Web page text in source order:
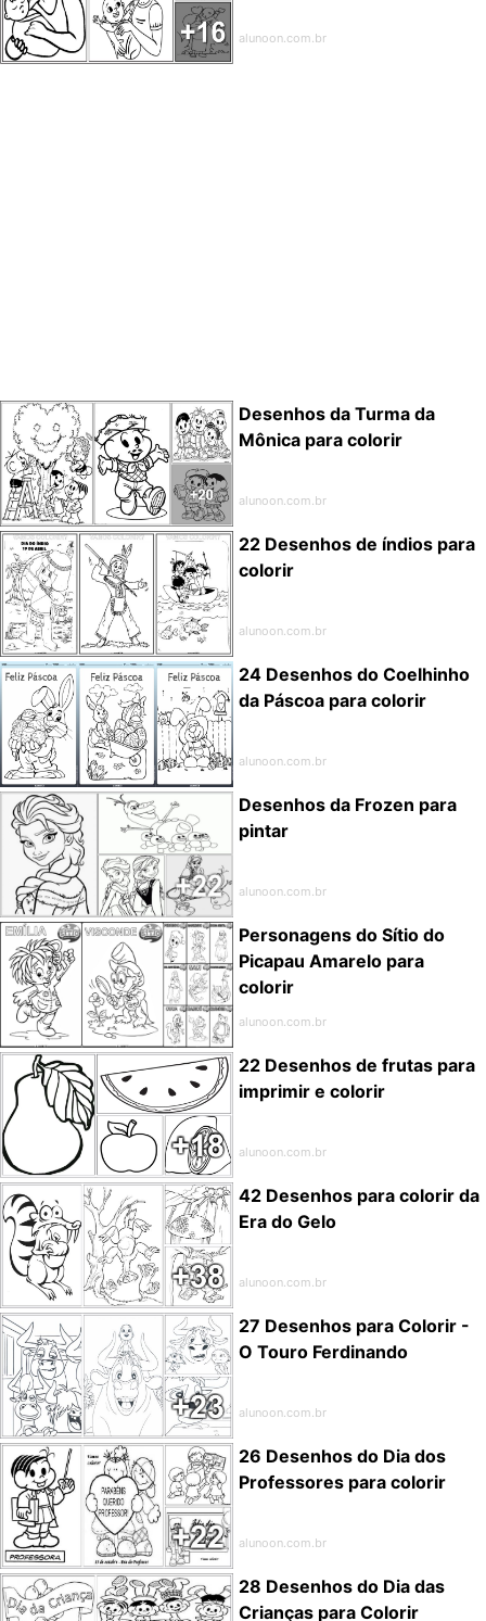
alunoon.com.br
Desenhos da Turma da
Mônica para colorir
alunoon.com.br
22 Desenhos de índios para
colorir
alunoon.com.br
24 Desenhos do Coelhinho
da Páscoa para colorir
alunoon.com.br
Desenhos da Frozen para
pintar
alunoon.com.br
Personagens do Sítio do
Picapau Amarelo para
colorir
alunoon.com.br
22 Desenhos de frutas para
imprimir e colorir
alunoon.com.br
42 Desenhos para colorir da
Era do Gelo
alunoon.com.br
27 Desenhos para Colorir -
O Touro Ferdinando
alunoon.com.br
26 Desenhos do Dia dos
Professores para colorir
alunoon.com.br
28 Desenhos do Dia das
Crianças para Colorir